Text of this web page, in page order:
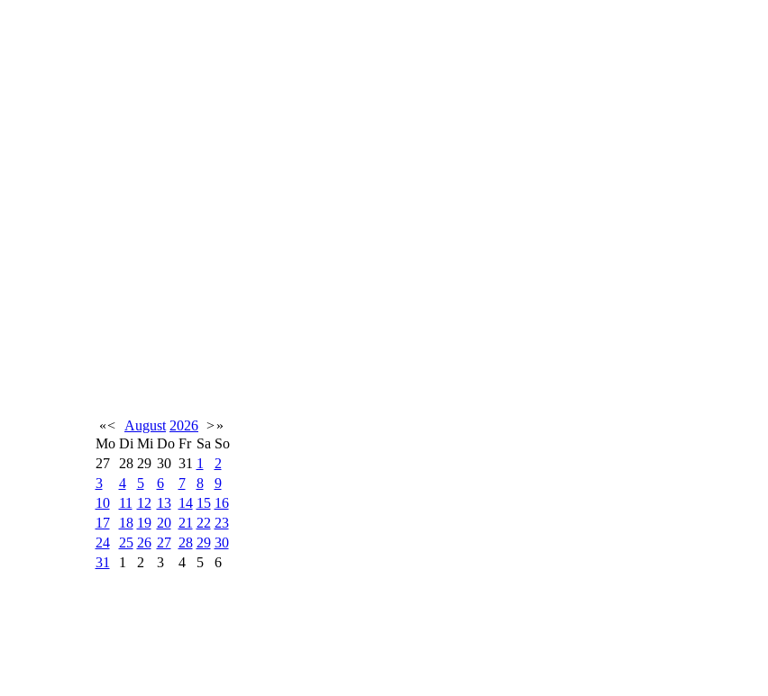
«< August 2026 >»
Mo Di Mi Do Fr Sa So
27
28 29 30 31 1
2
3
4 5 6 7 8
9
10
11 12 13 14 15 16
17
18 19 20 21 22 23
24
25 26 27 28 29 30
31
1 2 3 4 5 6